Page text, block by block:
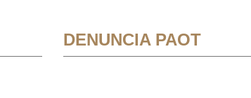
DENUNCIA PAOT